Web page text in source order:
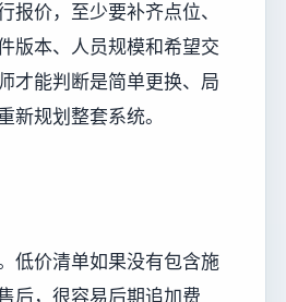
报价，至少要补齐点位、
版本、人员规模和希望交
才能判断是简单更换、局
新规划整套系统。
低价清单如果没有包含施
后，很容易后期追加费